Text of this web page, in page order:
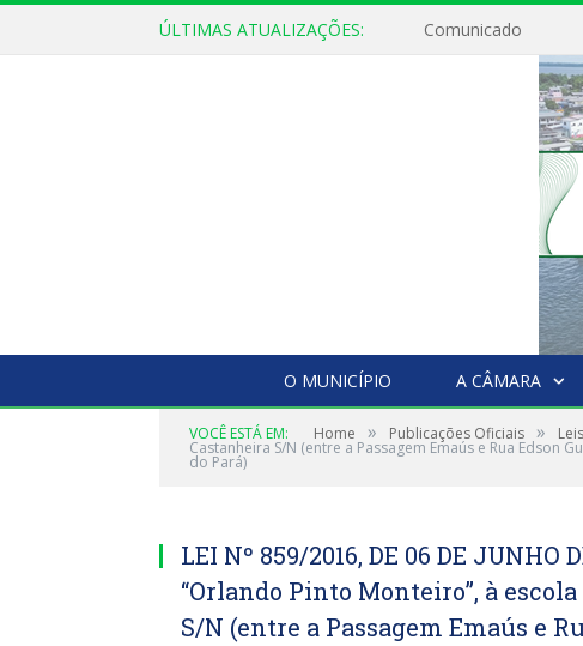
ÚLTIMAS ATUALIZAÇÕES: Comunicado
O MUNICÍPIO A CÂMARA
VOCÊ ESTÁ EM: Home » Publicações Oficiais » Leis
Castanheira S/N (entre a Passagem Emaús e Rua Edson
do Pará)
LEI Nº 859/2016, DE 06 DE JUNHO
“Orlando Pinto Monteiro”, à
S/N (entre a Passagem Emaús e